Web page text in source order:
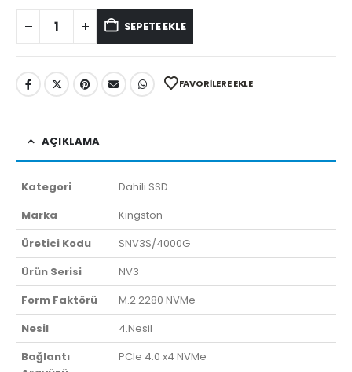
SEPETE EKLE
FAVORILERE EKLE
AÇIKLAMA
Kategori
Dahili SSD
Marka
Kingston
Üretici Kodu
SNV3S/4000G
Ürün Serisi
NV3
Form Faktörü
M.2 2280 NVMe
Nesil
4.Nesil
Bağlantı
PCIe 4.0 x4 NVMe